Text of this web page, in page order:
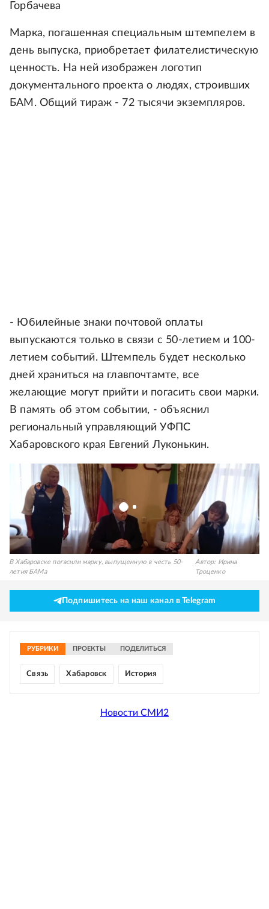
Горбачева
Марка, погашенная специальным штемпелем в
день выпуска, приобретает филателистическую
ценность. На ней изображен логотип
документального проекта о людях, строивших
БАМ. Общий тираж - 72 тысячи экземпляров.
- Юбилейные знаки почтовой оплаты
выпускаются только в связи с 50-летием и 100-
летием событий. Штемпель будет несколько
дней храниться на главпочтамте, все
желающие могут прийти и погасить свои марки.
В память об этом событии, - объяснил
региональный управляющий УФПС
Хабаровского края Евгений Луконькин.
В Хабаровске погасили марку, выпущенную в честь 50-
летия БАМа
Автор: Ирина
Троценко
Подпишитесь на наш канал в Telegram
РУБРИКИ ПРОЕКТЫ ПОДЕЛИТЬСЯ
Связь Хабаровск История
Новости СМИ2